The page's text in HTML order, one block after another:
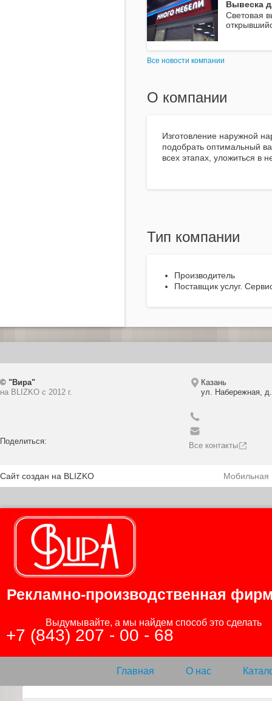
Вывеска
Световая
Все новости компании
О компании
Изготовление наружной
подобрать оптимальный
всех этапах, уложиться в
Тип компании
Производитель
Поставщик услуг.
© "Вира"
на BLIZKO c 2012 г.
Поделиться:
Казань
ул. Набережная,
Все контакты
Сайт создан на BLIZKO Мобильная
Рекламно-производственная
+7 (843) 207 - 00 - 68
Главная О нас